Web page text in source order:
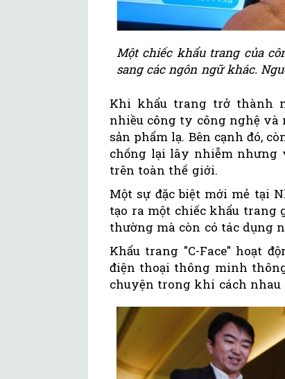
Một chiếc khẩu trang của
sang các ngôn ngữ khác.
Khi khẩu trang trở thành
nhiều công ty công nghệ và
sản phẩm lạ. Bên cạnh đó,
chống lại lây nhiễm nhưng
trên toàn thế giới.
Một sự đặc biệt mới mẻ tại
tạo ra một chiếc khẩu trang
thường mà còn có tác dụng
Khẩu trang "C-Face" hoạt
điện thoại thông minh
chuyện trong khi cách nhau